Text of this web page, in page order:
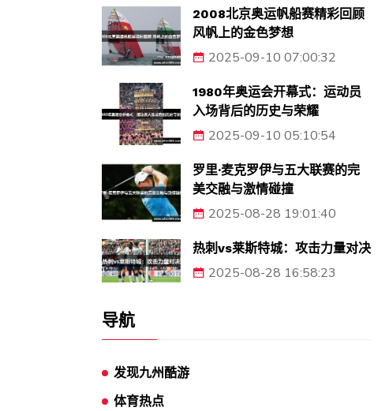
2008北京奥运帆船赛精彩回顾
风帆上的金色梦想
2025-09-10 07:00:32
1980年奥运会开幕式：运动员
入场背后的历史与荣耀
2025-09-10 05:10:54
罗里·麦克罗伊与五大联赛的完
美交融与激情碰撞
2025-08-28 19:01:40
热刺vs莱斯特城：攻击力量对决
2025-08-28 16:58:23
导航
发现九州酷游
体育热点